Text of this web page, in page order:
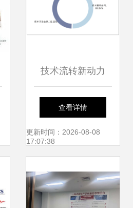
技术流转新动力
2020-2025年中国
技术交易行业深度
告
查看详情
更新时间：2026-08-08
17:07:38